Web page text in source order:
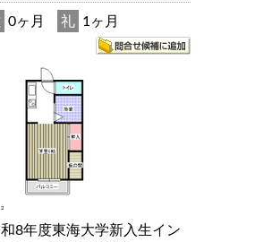
0ヶ月 礼 1ヶ月
2
8年度東海大学新入生イン